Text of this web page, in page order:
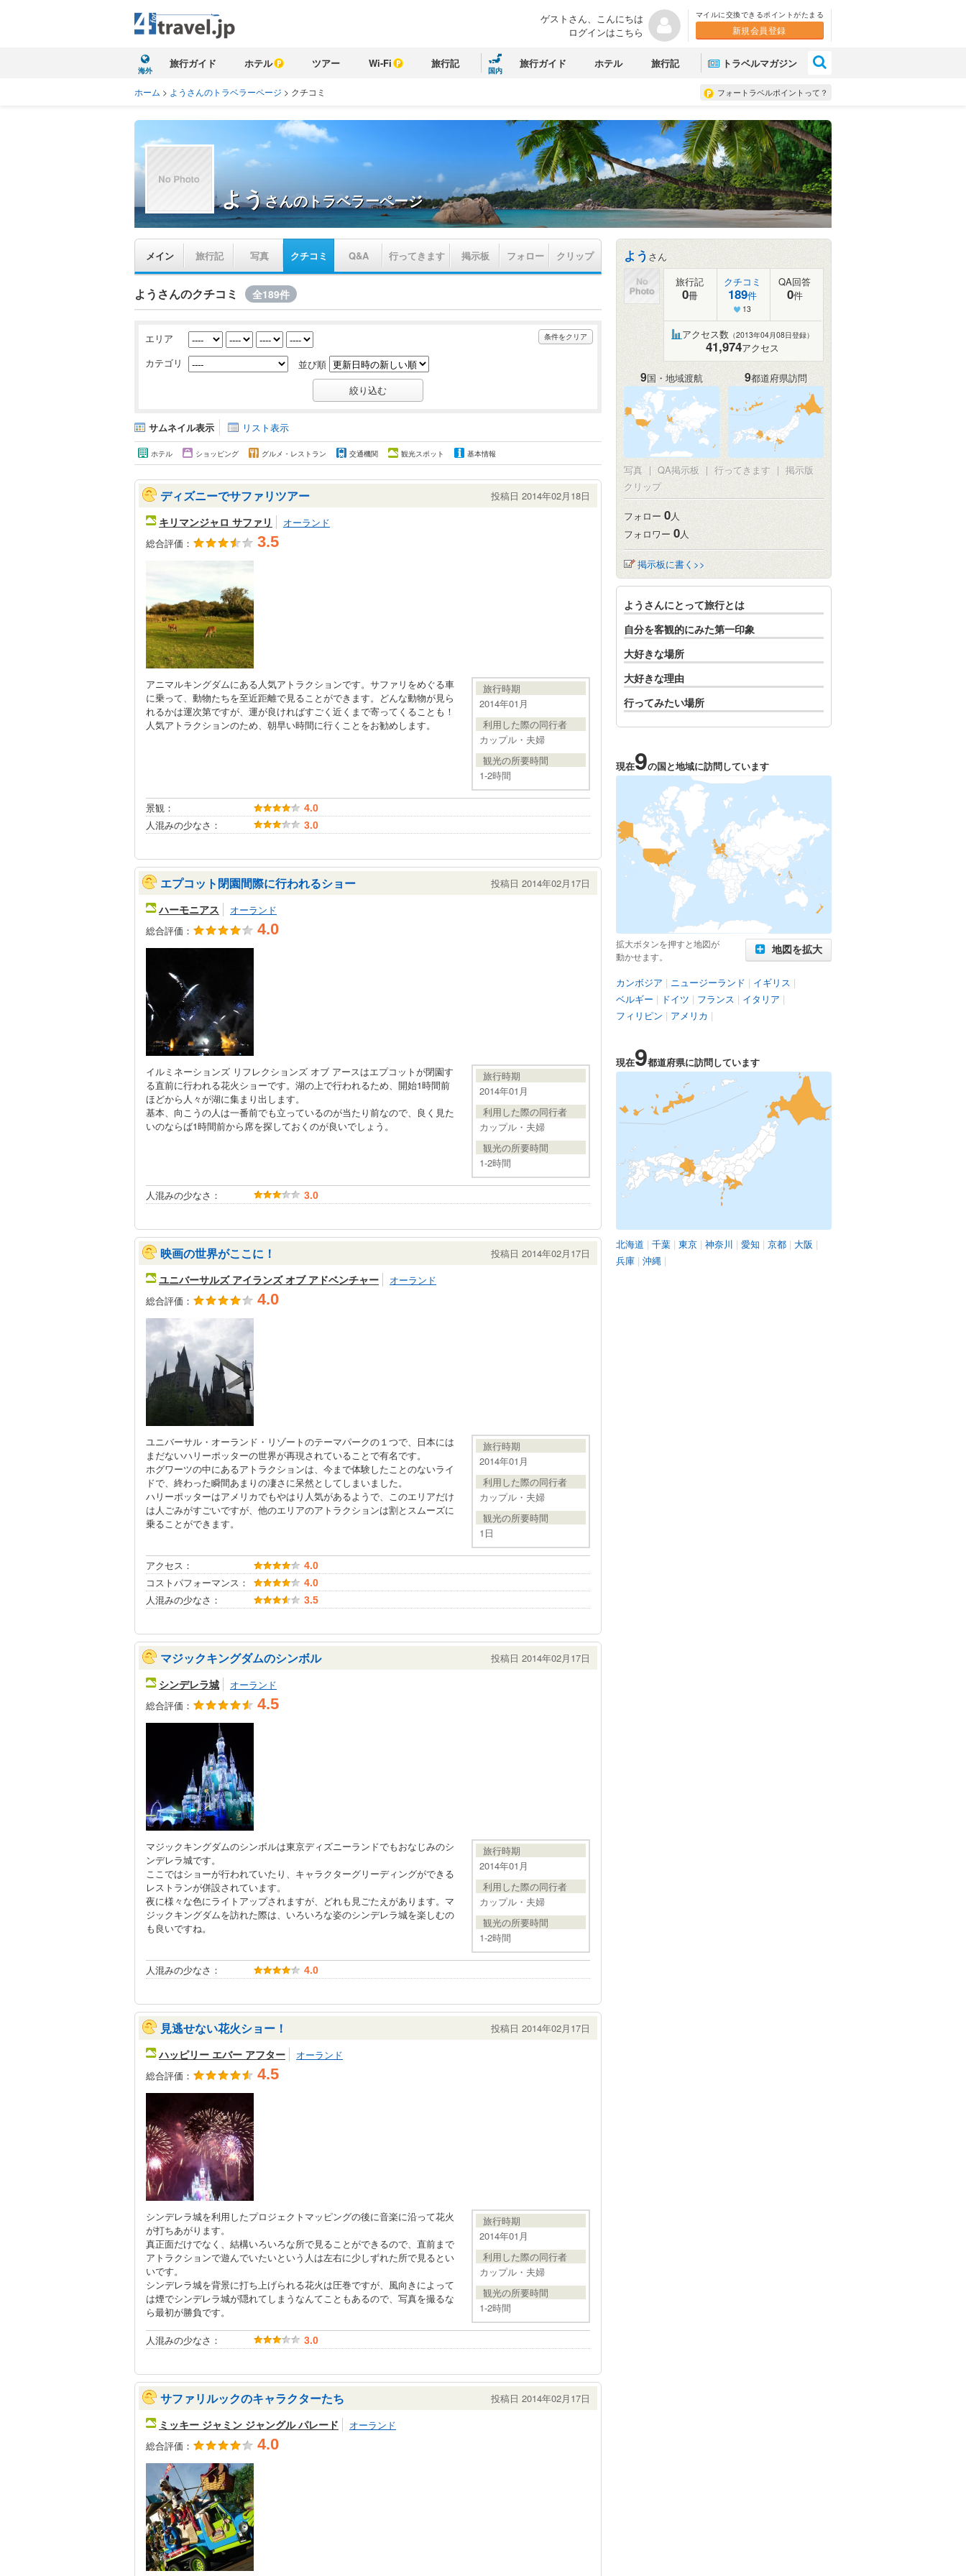
ゲストさん、こんにちは
ログインはこちら
マイルに交換できるポイントがたまる
新規会員登録
海外
旅行ガイド ホテル ツアー Wi-Fi 旅行記
国内
旅行ガイド ホテル 旅行記 トラベルマガジン
フォートラベルポイントって？
ホーム > ようさんのトラベラーページ > クチコミ
ようさんのトラベラーページ
メイン 旅行記 写真 クチコミ Q&A 行ってきます 掲示板 フォロー クリップ
ようさんのクチコミ 全189件
条件をクリア
エリア
カテゴリ
並び順
サムネイル表示 リスト表示
ホテル ショッピング グルメ・レストラン 交通機関 観光スポット 基本情報
ディズニーでサファリツアー 投稿日 2014年02月18日
キリマンジャロ サファリ
オーランド
総合評価：
3.5
アニマルキングダムにある人気アトラクションです。サファリをめぐる車
に乗って、動物たちを至近距離で見ることができます。どんな動物が見ら
れるかは運次第ですが、運が良ければすごく近くまで寄ってくることも！
人気アトラクションのため、朝早い時間に行くことをお勧めします。
旅行時期
2014年01月
利用した際の同行者
カップル・夫婦
観光の所要時間
1-2時間
景観： 4.0
人混みの少なさ： 3.0
エプコット閉園間際に行われるショー 投稿日 2014年02月17日
ハーモニアス
オーランド
総合評価：
4.0
イルミネーションズ リフレクションズ オブ アースはエプコットが閉園す
る直前に行われる花火ショーです。湖の上で行われるため、開始1時間前
ほどから人々が湖に集まり出します。
基本、向こうの人は一番前でも立っているのが当たり前なので、良く見た
いのならば1時間前から席を探しておくのが良いでしょう。
旅行時期
2014年01月
利用した際の同行者
カップル・夫婦
観光の所要時間
1-2時間
人混みの少なさ： 3.0
映画の世界がここに！ 投稿日 2014年02月17日
ユニバーサルズ アイランズ オブ アドベンチャー
オーランド
総合評価：
4.0
ユニバーサル・オーランド・リゾートのテーマパークの１つで、日本には
まだないハリーポッターの世界が再現されていることで有名です。
ホグワーツの中にあるアトラクションは、今まで体験したことのないライ
ドで、終わった瞬間あまりの凄さに呆然としてしまいました。
ハリーポッターはアメリカでもやはり人気があるようで、このエリアだけ
は人ごみがすごいですが、他のエリアのアトラクションは割とスムーズに
乗ることができます。
旅行時期
2014年01月
利用した際の同行者
カップル・夫婦
観光の所要時間
1日
アクセス： 4.0
コストパフォーマンス： 4.0
人混みの少なさ： 3.5
マジックキングダムのシンボル 投稿日 2014年02月17日
シンデレラ城
オーランド
総合評価：
4.5
マジックキングダムのシンボルは東京ディズニーランドでもおなじみのシ
ンデレラ城です。
ここではショーが行われていたり、キャラクターグリーディングができる
レストランが併設されています。
夜に様々な色にライトアップされますが、どれも見ごたえがあります。マ
ジックキングダムを訪れた際は、いろいろな姿のシンデレラ城を楽しむの
も良いですね。
旅行時期
2014年01月
利用した際の同行者
カップル・夫婦
観光の所要時間
1-2時間
人混みの少なさ： 4.0
見逃せない花火ショー！ 投稿日 2014年02月17日
ハッピリー エバー アフター
オーランド
総合評価：
4.5
シンデレラ城を利用したプロジェクトマッピングの後に音楽に沿って花火
が打ちあがります。
真正面だけでなく、結構いろいろな所で見ることができるので、直前まで
アトラクションで遊んでいたいという人は左右に少しずれた所で見るとい
いです。
シンデレラ城を背景に打ち上げられる花火は圧巻ですが、風向きによって
は煙でシンデレラ城が隠れてしまうなんてこともあるので、写真を撮るな
ら最初が勝負です。
旅行時期
2014年01月
利用した際の同行者
カップル・夫婦
観光の所要時間
1-2時間
人混みの少なさ： 3.0
サファリルックのキャラクターたち 投稿日 2014年02月17日
ミッキー ジャミン ジャングル パレード
オーランド
総合評価：
4.0
よう さん
旅行記
0冊
クチコミ
189件
13
QA回答
0件
アクセス数 （2013年04月08日登録）
41,974アクセス
9国・地域渡航 9都道府県訪問
写真 | QA掲示板 | 行ってきます | 掲示版
クリップ
フォロー 0人
フォロワー 0人
掲示板に書く>>
ようさんにとって旅行とは
自分を客観的にみた第一印象
大好きな場所
大好きな理由
行ってみたい場所
現在9の国と地域に訪問しています
拡大ボタンを押すと地図が
動かせます。
地図を拡大
カンボジア | ニュージーランド | イギリス |
ベルギー | ドイツ | フランス | イタリア |
フィリピン | アメリカ |
現在9都道府県に訪問しています
北海道 | 千葉 | 東京 | 神奈川 | 愛知 | 京都 | 大阪 |
兵庫 | 沖縄 |